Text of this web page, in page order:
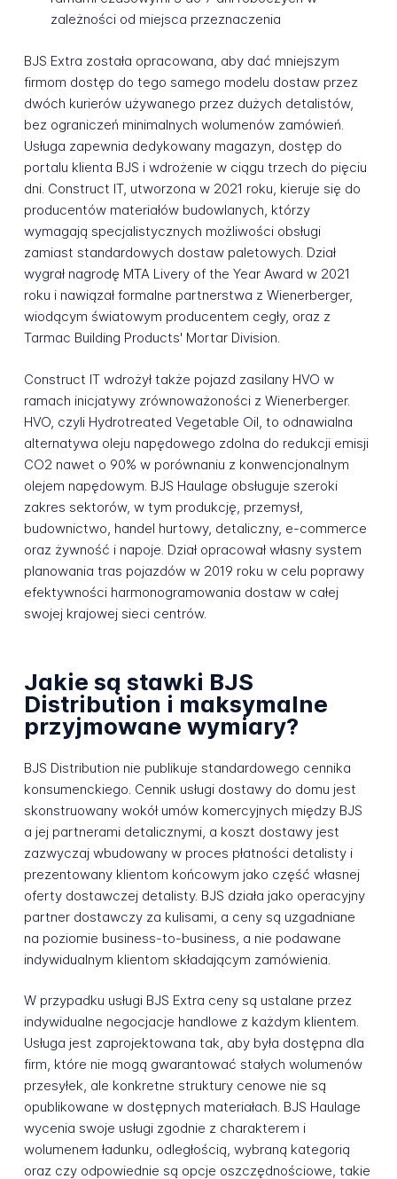
zależności od miejsca przeznaczenia
BJS Extra została opracowana, aby dać mniejszym
firmom dostęp do tego samego modelu dostaw przez
dwóch kurierów używanego przez dużych detalistów,
bez ograniczeń minimalnych wolumenów zamówień.
Usługa zapewnia dedykowany magazyn, dostęp do
portalu klienta BJS i wdrożenie w ciągu trzech do pięciu
dni. Construct IT, utworzona w 2021 roku, kieruje się do
producentów materiałów budowlanych, którzy
wymagają specjalistycznych możliwości obsługi
zamiast standardowych dostaw paletowych. Dział
wygrał nagrodę MTA Livery of the Year Award w 2021
roku i nawiązał formalne partnerstwa z Wienerberger,
wiodącym światowym producentem cegły, oraz z
Tarmac Building Products' Mortar Division.
Construct IT wdrożył także pojazd zasilany HVO w
ramach inicjatywy zrównoważoności z Wienerberger.
HVO, czyli Hydrotreated Vegetable Oil, to odnawialna
alternatywa oleju napędowego zdolna do redukcji emisji
CO2 nawet o 90% w porównaniu z konwencjonalnym
olejem napędowym. BJS Haulage obsługuje szeroki
zakres sektorów, w tym produkcję, przemysł,
budownictwo, handel hurtowy, detaliczny, e-commerce
oraz żywność i napoje. Dział opracował własny system
planowania tras pojazdów w 2019 roku w celu poprawy
efektywności harmonogramowania dostaw w całej
swojej krajowej sieci centrów.
Jakie są stawki BJS
Distribution i maksymalne
przyjmowane wymiary?
BJS Distribution nie publikuje standardowego cennika
konsumenckiego. Cennik usługi dostawy do domu jest
skonstruowany wokół umów komercyjnych między BJS
a jej partnerami detalicznymi, a koszt dostawy jest
zazwyczaj wbudowany w proces płatności detalisty i
prezentowany klientom końcowym jako część własnej
oferty dostawczej detalisty. BJS działa jako operacyjny
partner dostawczy za kulisami, a ceny są uzgadniane
na poziomie business-to-business, a nie podawane
indywidualnym klientom składającym zamówienia.
W przypadku usługi BJS Extra ceny są ustalane przez
indywidualne negocjacje handlowe z każdym klientem.
Usługa jest zaprojektowana tak, aby była dostępna dla
firm, które nie mogą gwarantować stałych wolumenów
przesyłek, ale konkretne struktury cenowe nie są
opublikowane w dostępnych materiałach. BJS Haulage
wycenia swoje usługi zgodnie z charakterem i
wolumenem ładunku, odległością, wybraną kategorią
oraz czy odpowiednie są opcje oszczędnościowe, takie